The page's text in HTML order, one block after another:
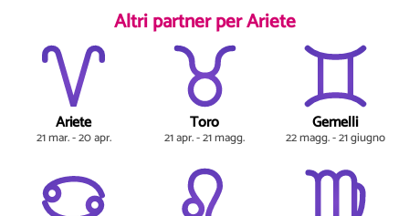
Altri partner per Ariete
Ariete
21 mar. - 20 apr.
Toro
21 apr. - 21 magg.
Gemelli
22 magg. - 21 giugno